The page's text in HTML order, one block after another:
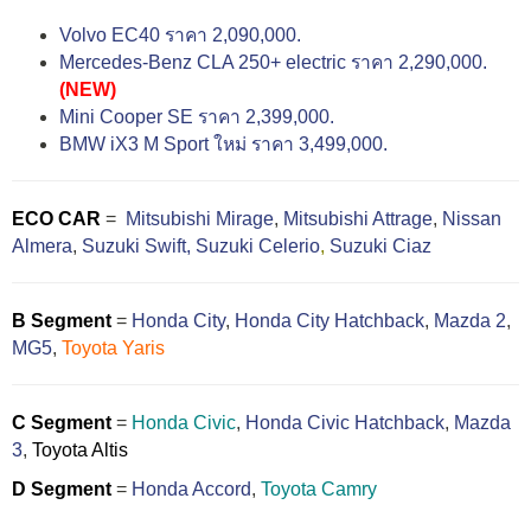
Volvo EC40 ราคา 2,090,000.
Mercedes-Benz CLA 250+ electric ราคา 2,290,000.
(NEW)
Mini Cooper SE ราคา 2,399,000.
BMW iX3 M Sport ใหม่ ราคา 3,499,000.
ECO CAR = Mitsubishi Mirage, Mitsubishi Attrage, Nissan
Almera, Suzuki Swift, Suzuki Celerio, Suzuki Ciaz
B Segment = Honda City, Honda City Hatchback, Mazda 2,
MG5, Toyota Yaris
C Segment = Honda Civic, Honda Civic Hatchback, Mazda
3, Toyota Altis
D Segment = Honda Accord, Toyota Camry